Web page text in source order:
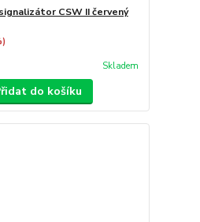
CSW II červený
Skladem
do košíku